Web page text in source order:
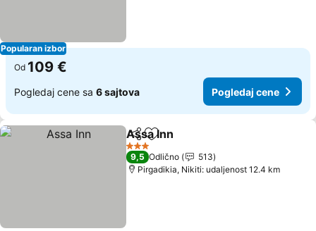
Popularan izbor
Od 109 €
Pogledaj cene sa 6 sajtova Pogledaj cene
Deli Dodati u favorite
Assa Inn
3 Zvezdice
9,5 Odlično
513
Pirgadikia, Nikiti: udaljenost 12.4 km